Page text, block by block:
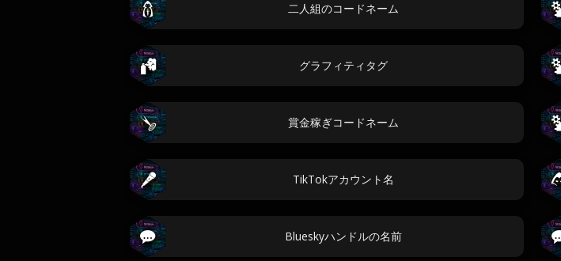
二人組のコードネーム
グラフィティタグ
賞金稼ぎコードネーム
TikTokアカウント名
Blueskyハンドルの名前